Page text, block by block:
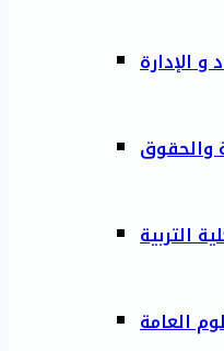
و الإدارة
والحقوق
التربية
العامة